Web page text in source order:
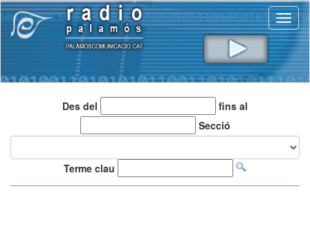
Des del
fins al
Secció
Terme clau